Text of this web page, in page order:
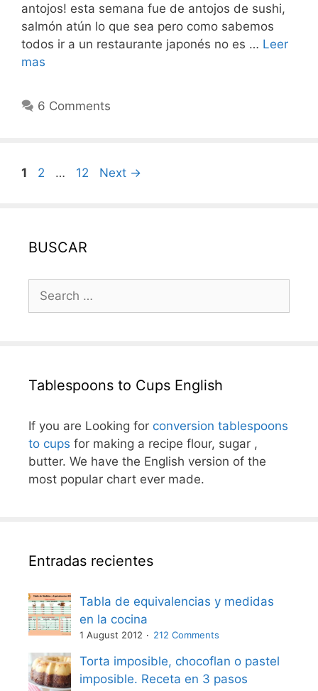
antojos! esta semana fue de antojos de sushi,
salmón atún lo que sea pero como sabemos
todos ir a un restaurante japonés no es … Leer
mas
6 Comments
Post
Page
1 Page
2 … Page
12 Next →
BUSCAR
Search
for:
Tablespoons to Cups English
If you are Looking for conversion tablespoons
to cups for making a recipe flour, sugar ,
butter. We have the English version of the
most popular chart ever made.
Entradas recientes
Tabla de equivalencias y medidas
en la cocina
1 August 2012 212 Comments
Torta imposible, chocoflan o pastel
imposible. Receta en 3 pasos